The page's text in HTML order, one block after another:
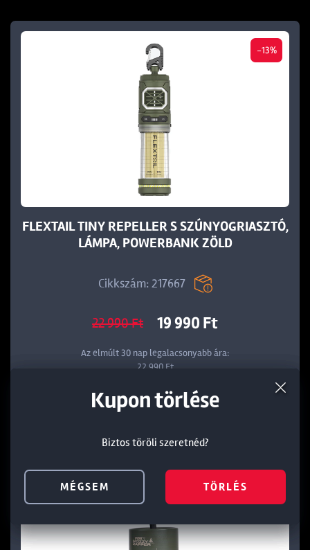
-13%
FLEXTAIL TINY REPELLER S SZÚNYOGRIASZTÓ,
LÁMPA, POWERBANK ZÖLD
Cikkszám: 217667
22 990 Ft 19 990 Ft
Az elmúlt 30 nap legalacsonyabb ára:
22 990 Ft
KOSÁRBA
Termék törlése a kosárból
Biztos töröli szeretnéd?
MÉGSEM TÖRLÉS
Kedvezmény törlése
Biztos töröli szeretnéd?
MÉGSEM TÖRLÉS
Kupon törlése
Biztos töröli szeretnéd?
MÉGSEM TÖRLÉS